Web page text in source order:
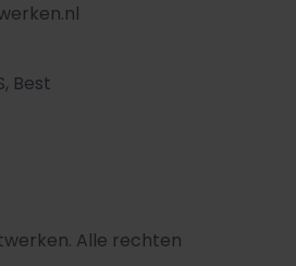
Best
Alle rechten